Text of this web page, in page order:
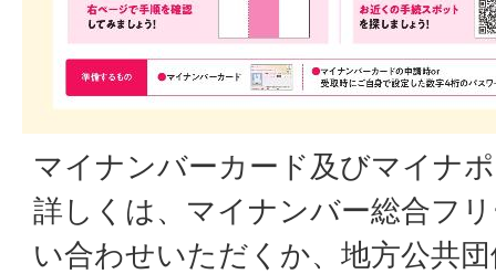
マイナンバーカード及びマイナ
詳しくは、マイナンバー総合フ
い合わせいただくか、地方公共